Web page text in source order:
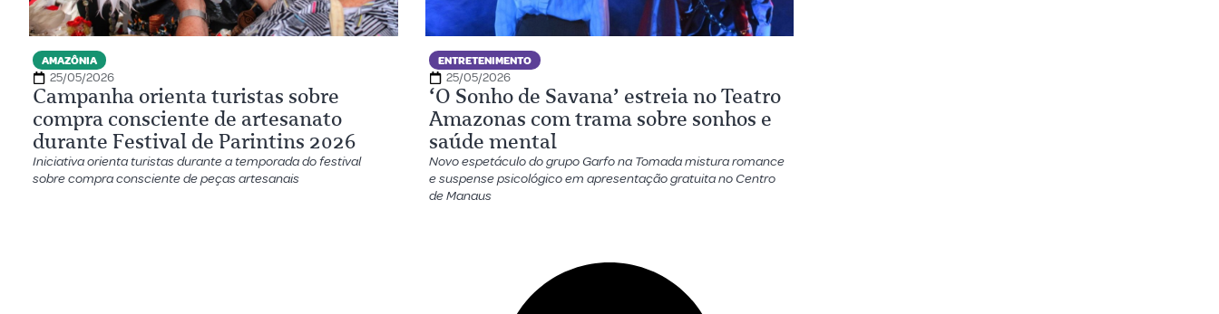
AMAZÔNIA
25/05/2026
Campanha orienta turistas sobre
compra consciente de artesanato
durante Festival de Parintins 2026
Iniciativa orienta turistas durante a temporada do festival
sobre compra consciente de peças artesanais
ENTRETENIMENTO
25/05/2026
‘O Sonho de Savana’ estreia no Teatro
Amazonas com trama sobre sonhos e
saúde mental
Novo espetáculo do grupo Garfo na Tomada mistura romance
e suspense psicológico em apresentação gratuita no Centro
de Manaus